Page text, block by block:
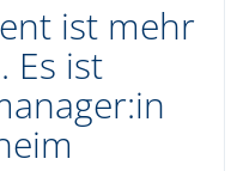
ist mehr
Es ist